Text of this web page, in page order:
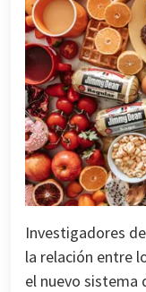
Investigadores
la relación entre
el nuevo sistema